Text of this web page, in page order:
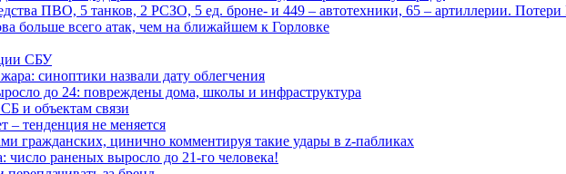
ПВО, 5 танков, 2 РСЗО, 5 ед. броне- и 449 – автотехники, 65 – артиллерии.
больше всего атак, чем на ближайшем к Горловке
СБУ
синоптики назвали дату облегчения
до 24: повреждены дома, школы и инфраструктура
и объектам связи
– тенденция не меняется
гражданских, цинично комментируя такие удары в z-пабликах
число раненых выросло до 21-го человека!